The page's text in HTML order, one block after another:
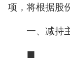
项，将根据股
一、减持
■